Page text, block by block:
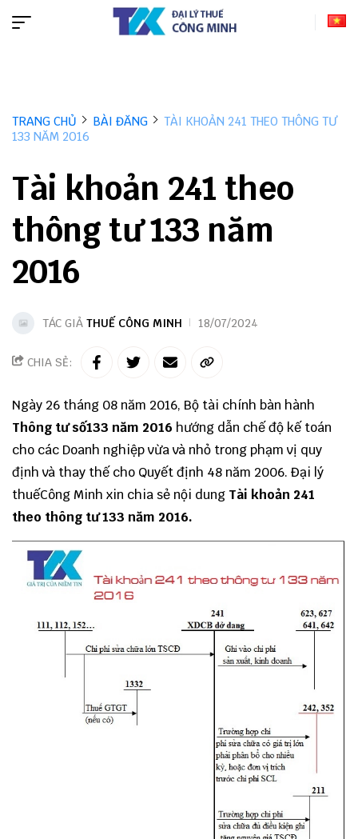
TRANG CHỦ BÀI ĐĂNG
TÀI KHOẢN 241 THEO THÔNG TƯ
133 NĂM 2016
Tài khoản 241 theo
thông tư 133 năm
2016
TÁC GIẢ THUẾ CÔNG MINH 18/07/2024
CHIA SẺ:
Ngày 26 tháng 08 năm 2016, Bộ tài chính bàn hành
Thông tư số133 năm 2016 hướng dẫn chế độ kế toán
cho các Doanh nghiệp vừa và nhỏ trong phạm vị quy
định và thay thế cho Quyết định 48 năm 2006. Đại lý
thuếCông Minh xin chia sẻ nội dung Tài khoản 241
theo thông tư 133 năm 2016.